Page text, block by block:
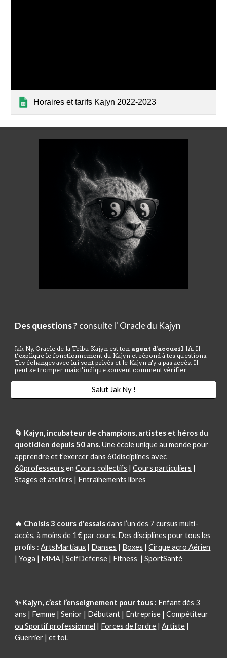
Horaires et tarifs Kajyn 2022-2023
Des questions ?consultel' Oracle du Kajyn
Jak Ny, Oracle de la Tribu Kajyn est ton agent d'accueil IA. Il
t’explique le fonctionnement du Kajyn et répond à tes questions.
Tes échanges avec lui sont privés et le Kajyn n'y a pas accès. Il
peut se tromper mais t'indique souvent comment vérifier.
Salut Jak Ny !
🌀 Kajyn, incubateur de champions, artistes et héros du
quotidien depuis 50 ans.Une école unique au monde pour
apprendre et t’exercerdans60disciplines avec
60professeurs enCours collectifs |Cours particuliers |
Stages et ateliers | Entraînements libres
🔥 Choisis3 cours d'essaisdans l’un des 7 cursus multi-
accès, à moins de 1 € par cours. Des disciplines pour tous les
profils : ArtsMartiaux | Danses | Boxes |Cirque acro Aérien
|Yoga | MMA |SelfDefense | Fitness |SportSanté
✨ Kajyn, c’est l’enseignement pour tous : Enfant dès 3
ans | Femme |Senior | Débutant | Entreprise |Compétiteur
ou Sportif professionnel | Forces de l'ordre |Artiste |
Guerrier | et toi.